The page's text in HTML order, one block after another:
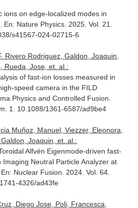
ions on edge-localized modes in
En: Nature Physics. 2025. Vol. 21.
s41567-024-02715-6
Rivero Rodriguez, Galdon, Joaquin,
Rueda, Jose, et. al.:
of fast-ion losses measured in
speed camera in the FILD
Physics and Controlled Fusion
1. 10.1088/1361-6587/ad9be4
Muñoz, Manuel, Viezzer, Eleonora,
Joaquin, et. al.:
Alfvén Eigenmode-driven fast-
Imaging Neutral Particle Analyzer at
En: Nuclear Fusion . 2024. Vol. 64.
4326/ad43fe
Diego Jose, Poli, Francesca,